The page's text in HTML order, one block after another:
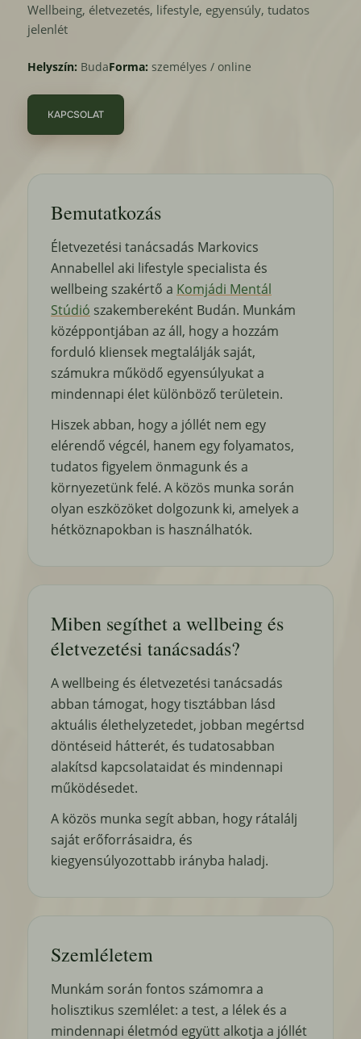
Wellbeing, életvezetés, lifestyle, egyensúly, tudatos
jelenlét
Helyszín: BudaForma: személyes / online
KAPCSOLAT
Bemutatkozás
Életvezetési tanácsadás Markovics
Annabellel aki lifestyle specialista és
wellbeing szakértő a Komjádi Mentál
Stúdió szakembereként Budán. Munkám
középpontjában az áll, hogy a hozzám
forduló kliensek megtalálják saját,
számukra működő egyensúlyukat a
mindennapi élet különböző területein.
Hiszek abban, hogy a jóllét nem egy
elérendő végcél, hanem egy folyamatos,
tudatos figyelem önmagunk és a
környezetünk felé. A közös munka során
olyan eszközöket dolgozunk ki, amelyek a
hétköznapokban is használhatók.
Miben segíthet a wellbeing és
életvezetési tanácsadás?
A wellbeing és életvezetési tanácsadás
abban támogat, hogy tisztábban lásd
aktuális élethelyzetedet, jobban megértsd
döntéseid hátterét, és tudatosabban
alakítsd kapcsolataidat és mindennapi
működésedet.
A közös munka segít abban, hogy rátalálj
saját erőforrásaidra, és
kiegyensúlyozottabb irányba haladj.
Szemléletem
Munkám során fontos számomra a
holisztikus szemlélet: a test, a lélek és a
mindennapi életmód együtt alkotja a jóllét